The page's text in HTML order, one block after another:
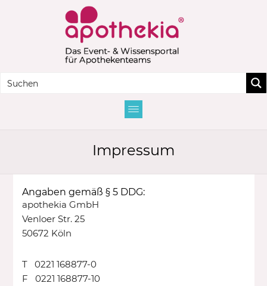
Impressum
Angaben gemäß § 5 DDG:
apothekia GmbH
Venloer Str. 25
50672 Köln
T 0221 168877-0
F 0221 168877-10